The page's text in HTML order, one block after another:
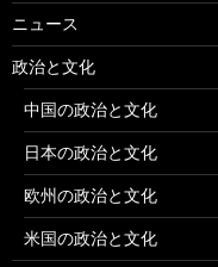
ニュース
政治と文化
中国の政治と文化
日本の政治と文化
欧州の政治と文化
米国の政治と文化